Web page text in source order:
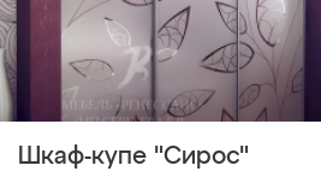
Шкаф-купе "Сирос"